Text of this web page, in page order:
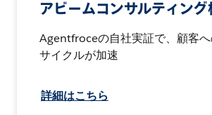
アビームコンサルティン
Agentfroceの自社実証で、顧客
サイクルが加速
詳細はこちら